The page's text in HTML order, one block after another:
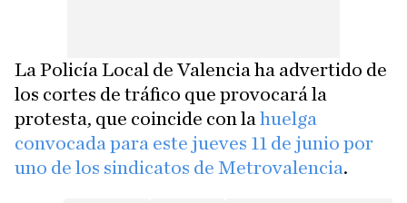
La Policía Local de Valencia ha advertido de
los cortes de tráfico que provocará la
protesta, que coincide con la huelga
convocada para este jueves 11 de junio por
uno de los sindicatos de Metrovalencia.